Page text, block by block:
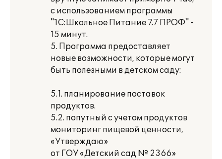
с использованием программы
"1С:Школьное Питание 7.7 ПРОФ" -
15 минут.
5. Программа предоставляет
новые возможности, которые могут
быть полезными в детском саду:
5.1. планирование поставок
продуктов.
5.2. попутный с учетом продуктов
мониторинг пищевой ценности,
«Утверждаю»
от ГОУ «Детский сад № 2366»